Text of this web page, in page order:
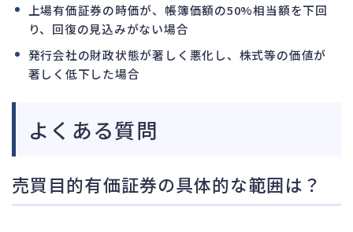
上場有価証券の時価が、帳簿価額の50%相当額を下回
り、回復の見込みがない場合
発行会社の財政状態が著しく悪化し、株式等の価値が
著しく低下した場合
よくある質問
売買目的有価証券の具体的な範囲は？